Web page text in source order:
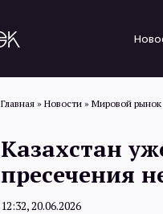
Главная » Новости » Мировой рынок
Казахстан
пресечения
12:32, 20.06.2026